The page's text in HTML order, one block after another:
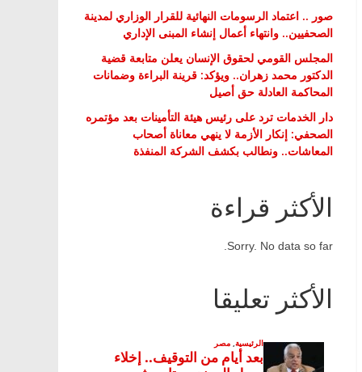
صور .. اعتماد الرسومات النهائية للقرار الوزاري لمدينة
الصحفيين.. وانتهاء أعمال إنشاء المبنى الإداري
المجلس القومي لحقوق الإنسان يعلن متابعة قضية
الدكتور محمد زهران.. ويؤكد: قرينة البراءة وضمانات
المحاكمة العادلة حق أصيل
دار الخدمات ترد على رئيس هيئة التأمينات بعد مؤتمره
الصحفي: إنكار الأزمة لا ينهي معاناة أصحاب
المعاشات.. ونطالب بكشف الشركة المنفذة
الأكثر قراءة
Sorry. No data so far.
الأكثر تعليقا